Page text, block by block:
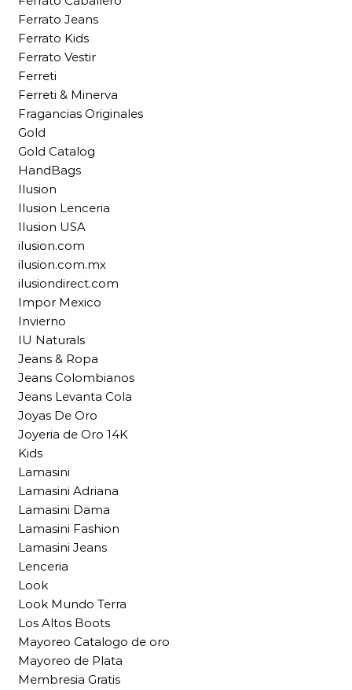
Ferrato Jeans
Ferrato Kids
Ferrato Vestir
Ferreti
Ferreti & Minerva
Fragancias Originales
Gold
Gold Catalog
HandBags
Ilusion
Ilusion Lenceria
Ilusion USA
ilusion.com
ilusion.com.mx
ilusiondirect.com
Impor Mexico
Invierno
IU Naturals
Jeans & Ropa
Jeans Colombianos
Jeans Levanta Cola
Joyas De Oro
Joyeria de Oro 14K
Kids
Lamasini
Lamasini Adriana
Lamasini Dama
Lamasini Fashion
Lamasini Jeans
Lenceria
Look
Look Mundo Terra
Los Altos Boots
Mayoreo Catalogo de oro
Mayoreo de Plata
Membresia Gratis